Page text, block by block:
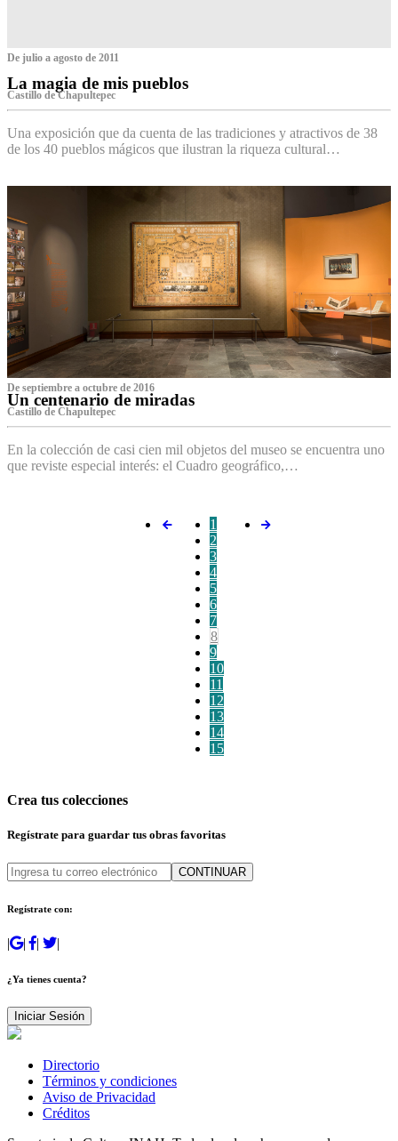
De julio a agosto de 2011
La magia de mis pueblos
Castillo de Chapultepec
Una exposición que da cuenta de las tradiciones y atractivos de 38
de los 40 pueblos mágicos que ilustran la riqueza cultural…
De septiembre a octubre de 2016
Un centenario de miradas
Castillo de Chapultepec
En la colección de casi cien mil objetos del museo se encuentra uno
que reviste especial interés: el Cuadro geográfico,…
1
2
3
4
5
6
7
8
9
10
11
12
13
14
15
Crea tus colecciones
Regístrate para guardar tus obras favoritas
CONTINUAR
Regístrate con:
|
¿Ya tienes cuenta?
Iniciar Sesión
Directorio
Términos y condiciones
Aviso de Privacidad
Créditos